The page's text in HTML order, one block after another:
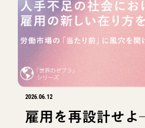
#ゼブラとは
#ファイナンス
#法律
#Z＆C出
#リジェネラティブ
2026.06.12
雇用を再設計せ